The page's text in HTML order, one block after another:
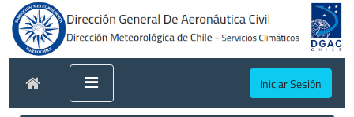
Iniciar Sesión